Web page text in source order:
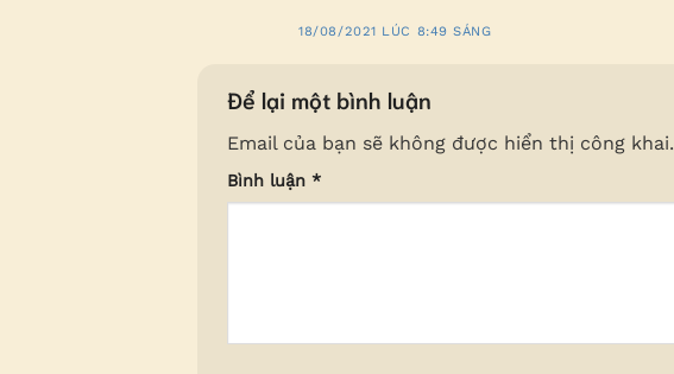
18/08/2021 LÚC 8:49 SÁNG
Để lại một bình luận
Email của bạn sẽ không được hiển thị công khai.
Bình luận*